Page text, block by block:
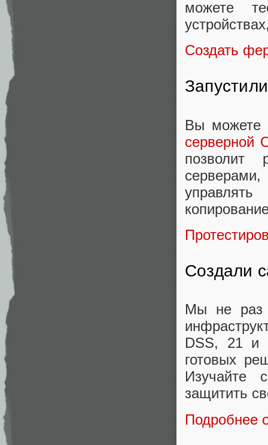
можете
Создать
Вы можете
серверной
позволит
Создали
Мы не раз
DSS, 21 и
готовых
Изучайте
защитить
Подробнее